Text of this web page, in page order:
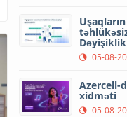
05-08-
Azercell-
xidməti
05-08-